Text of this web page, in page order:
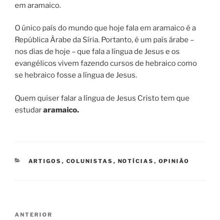
em aramaico.
O único país do mundo que hoje fala em aramaico é a
República Àrabe da Síria. Portanto, é um país árabe –
nos dias de hoje – que fala a língua de Jesus e os
evangélicos vivem fazendo cursos de hebraico como
se hebraico fosse a língua de Jesus.
Quem quiser falar a língua de Jesus Cristo tem que
estudararamaico.
CATEGORIAS
ARTIGOS , COLUNISTAS , NOTÍCIAS , OPINIÃO
Navegação
Post
ANTERIOR